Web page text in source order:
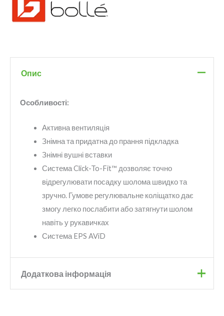
Опис
Особливості:
Активна вентиляція
Знімна та придатна до прання підкладка
Знімні вушні вставки
Система Click-To-Fit™ дозволяє точно
відрегулювати посадку шолома швидко та
зручно. Гумове регулювальне коліщатко дає
змогу легко послабити або затягнути шолом
навіть у рукавичках
Система EPS AViD
Додаткова інформація